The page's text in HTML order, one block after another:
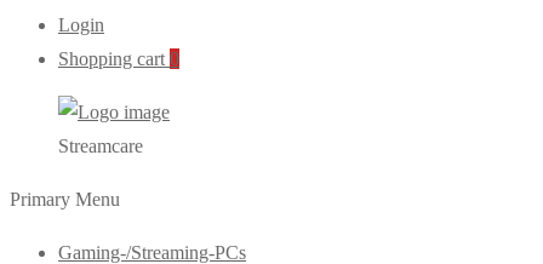
Login
Shopping cart 0
Streamcare
Primary Menu
Gaming-/Streaming-PCs